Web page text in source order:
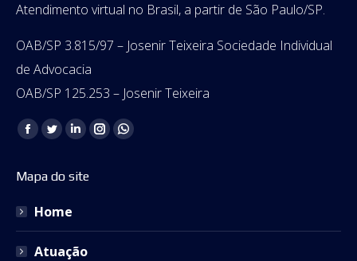
Atendimento virtual no Brasil, a partir de São Paulo/SP.
OAB/SP 3.815/97 – Josenir Teixeira Sociedade Individual
de Advocacia
OAB/SP 125.253 – Josenir Teixeira
Encontre-nos em:
Facebook
opens
new
Twitter
opens
new
Linkedin
opens
InstagramWhatsapp
Mapa do site
Home
Atuação